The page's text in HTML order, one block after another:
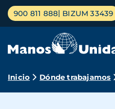
Pasar
contenido
Menú
principal
900 811 888 BIZUM 33439
Ruta
Inicio Dónde trabajamos